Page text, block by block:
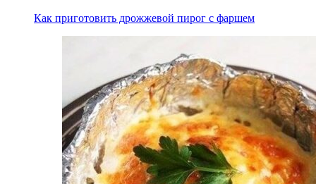
Как приготовить дрожжевой пирог с фаршем